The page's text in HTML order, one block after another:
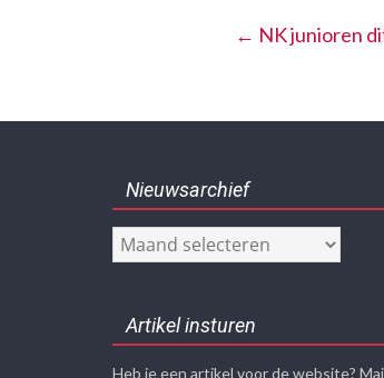
← NK junioren
Nieuwsarchief
Nieuwsarchief
Artikel insturen
Heb je een artikel voor de website?